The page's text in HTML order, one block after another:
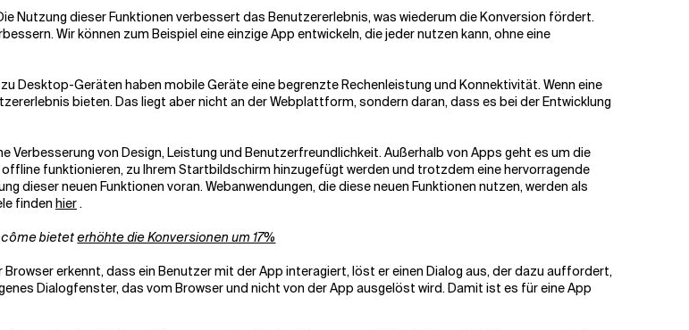
Nutzung dieser Funktionen verbessert das Benutzererlebnis, was wiederum die Konversion fördert.
Wir können zum Beispiel eine einzige App entwickeln, die jeder nutzen kann, ohne eine
Desktop-Geräten haben mobile Geräte eine begrenzte Rechenleistung und Konnektivität. Wenn eine
bieten. Das liegt aber nicht an der Webplattform, sondern daran, dass es bei der Entwicklung
von Design, Leistung und Benutzerfreundlichkeit. Außerhalb von Apps geht es um die
funktionieren, zu Ihrem Startbildschirm hinzugefügt werden und trotzdem eine hervorragende
dieser neuen Funktionen voran. Webanwendungen, die diese neuen Funktionen nutzen, werden als
finden hier.
bieteterhöhte die Konversionen um 17%
erkennt, dass ein Benutzer mit der App interagiert, löst er einen Dialog aus, der dazu auffordert,
Dialogfenster, das vom Browser und nicht von der App ausgelöst wird. Damit ist es für eine App